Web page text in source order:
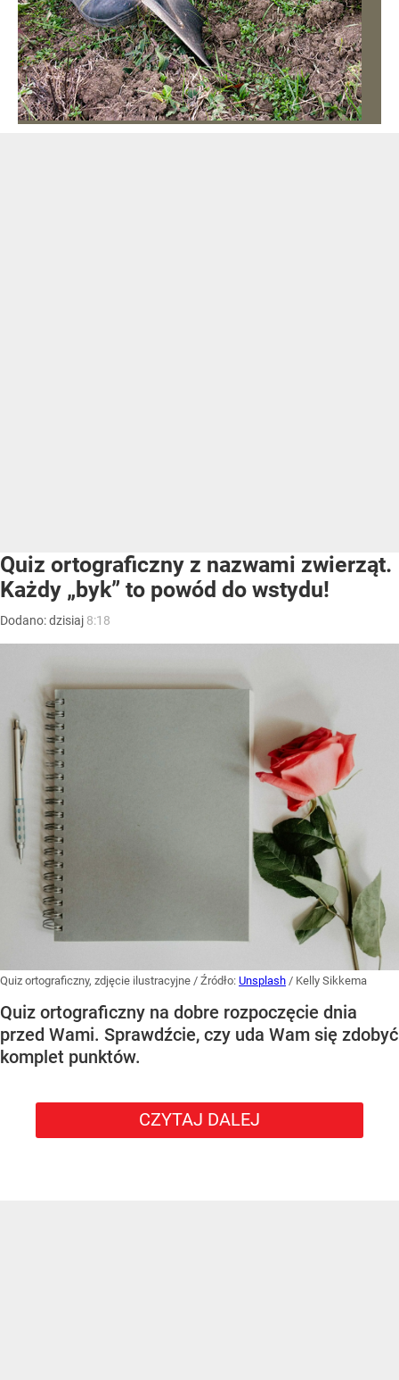
Quiz ortograficzny z nazwami zwierząt.
Każdy „byk” to powód do wstydu!
Dodano:dzisiaj 8:18
Quiz ortograficzny, zdjęcie ilustracyjne / Źródło: Unsplash / Kelly Sikkema
Quiz ortograficzny na dobre rozpoczęcie dnia
przed Wami. Sprawdźcie, czy uda Wam się zdobyć
komplet punktów.
CZYTAJ DALEJ